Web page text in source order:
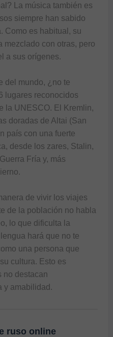
La música también es
siempre han sabido
Como es habitual, su
mezclado con otras, pero
a sus orígenes.
del mundo, ¿no te
lugares reconocidos
la UNESCO. El Kremlin,
doradas de Altai (San
país con una fuerte
desde los zares, Stalin,
Fría y, más
de vivir los viajes
de la población no habla
lo que dificulta la
hará que no te
una persona que
cultura. Esto es
no destacan
ruso online